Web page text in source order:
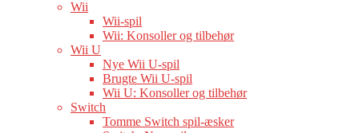
Wii
Wii-spil
Wii: Konsoller og tilbehør
Wii U
Nye Wii U-spil
Brugte Wii U-spil
Wii U: Konsoller og tilbehør
Switch
Tomme Switch spil-æsker